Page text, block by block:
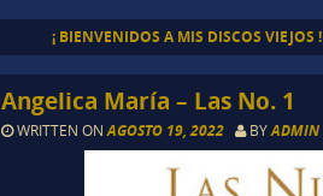
¡ BIENVENIDOS A MIS DISCOS VIEJOS !
Angelica María – Las No. 1
WRITTEN ONAGOSTO 19, 2022 BYADMIN